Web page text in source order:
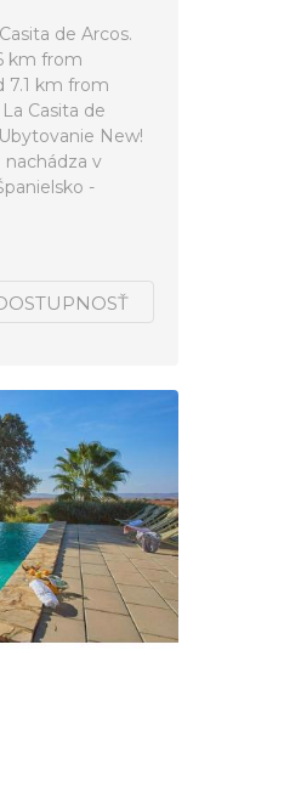
de Arcos.
km from
7.1 km from
Casita de
New!
nachádza v
-